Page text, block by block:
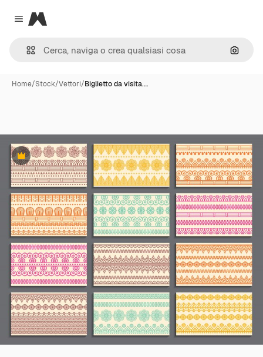
Close menu
Magnific
Cerca
Home/Stock/Vettori/Biglietto da visita.…
Premium